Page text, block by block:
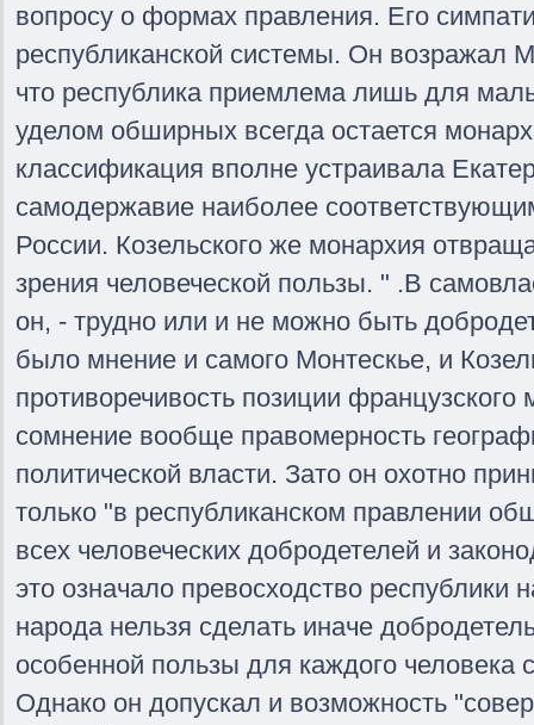
вопросу о формах правления. Его
республиканской системы. Он возражал
что республика приемлема лишь для
уделом обширных всегда остается
классификация вполне устраивала
самодержавие наиболее
России. Козельского же монархия
зрения человеческой пользы. " .В
он, - трудно или и не можно быть
было мнение и самого Монтескье, и
противоречивость позиции
сомнение вообще правомерность
политической власти. Зато он охотно
только "в республиканском правлении
всех человеческих добродетелей и
это означало превосходство республики
народа нельзя сделать иначе
особенной пользы для каждого
Однако он допускал и возможность